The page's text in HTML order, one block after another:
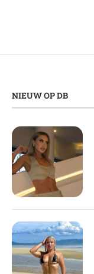
NIEUW OP DB